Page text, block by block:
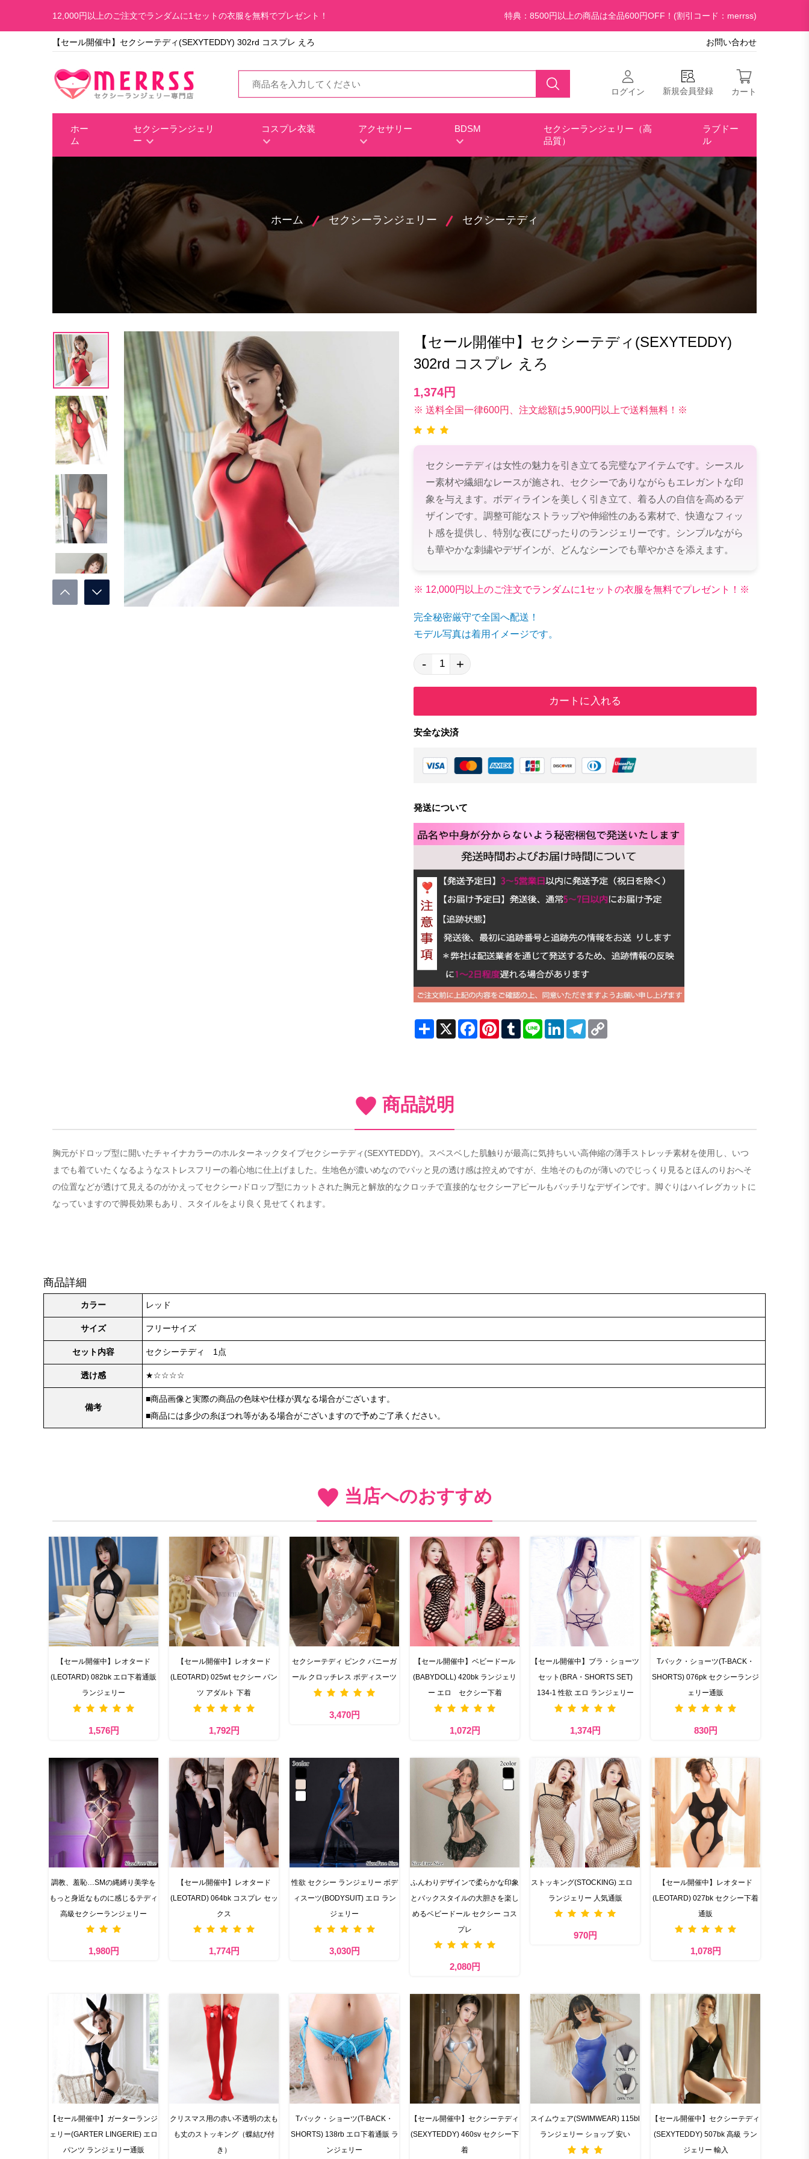
12,000円以上のご注文でランダムに1セットの衣服を無料でプレゼント！ 特典：8500円以上の商品は全品600円OFF！(割引コード：merrss)
【セール開催中】セクシーテディ(SEXYTEDDY) 302rd コスプレ えろ お問い合わせ
ログイン 新規会員登録 カート
ホー
ム
セクシーランジェリ
ー
コスプレ衣装 アクセサリー BDSM
セクシーランジェリー（高
品質）
ラブドー
ル
ホーム セクシーランジェリー セクシーテディ
【セール開催中】セクシーテディ(SEXYTEDDY)
302rd コスプレ えろ
1,374円
※ 送料全国一律600円、注文総額は5,900円以上で送料無料！※
セクシーテディは女性の魅力を引き立てる完璧なアイテムです。シースル
ー素材や繊細なレースが施され、セクシーでありながらもエレガントな印
象を与えます。ボディラインを美しく引き立て、着る人の自信を高めるデ
ザインです。調整可能なストラップや伸縮性のある素材で、快適なフィッ
ト感を提供し、特別な夜にぴったりのランジェリーです。シンプルながら
も華やかな刺繍やデザインが、どんなシーンでも華やかさを添えます。
※ 12,000円以上のご注文でランダムに1セットの衣服を無料でプレゼント！※
完全秘密厳守で全国へ配送！
モデル写真は着用イメージです。
- +
カートに入れる
安全な決済
発送について
ShareX FacebookPinterestTumblrLine LinkedInTelegram
商品説明
胸元がドロップ型に開いたチャイナカラーのホルターネックタイプセクシーテディ(SEXYTEDDY)。スベスベした肌触りが最高に気持ちいい高伸縮の薄手ストレッチ素材を使用し、いつ
までも着ていたくなるようなストレスフリーの着心地に仕上げました。生地色が濃いめなのでパッと見の透け感は控えめですが、生地そのものが薄いのでじっくり見るとほんのりおへそ
の位置などが透けて見えるのがかえってセクシー♪ドロップ型にカットされた胸元と解放的なクロッチで直接的なセクシーアピールもバッチリなデザインです。脚ぐりはハイレグカットに
なっていますので脚長効果もあり、スタイルをより良く見せてくれます。
商品詳細
カラー レッド
サイズ フリーサイズ
セット内容 セクシーテディ 1点
透け感 ★☆☆☆☆
備考
■商品画像と実際の商品の色味や仕様が異なる場合がございます。
■商品には多少の糸ほつれ等がある場合がございますので予めご了承ください。
当店へのおすすめ
【セール開催中】レオタード
(LEOTARD) 082bk エロ下着通販
ランジェリー
1,576円
【セール開催中】レオタード
(LEOTARD) 025wt セクシー パン
ツ アダルト 下着
1,792円
セクシーテディ ピンク バニーガ
ール クロッチレス ボディスーツ
3,470円
【セール開催中】ベビードール
(BABYDOLL) 420bk ランジェリ
ー エロ セクシー下着
1,072円
【セール開催中】ブラ・ショーツ
セット(BRA・SHORTS SET)
134-1 性欲 エロ ランジェリー
1,374円
Tバック・ショーツ(T-BACK・
SHORTS) 076pk セクシーランジ
ェリー通販
830円
調教、羞恥…SMの縄縛り美学を
もっと身近なものに感じるテディ
高級セクシーランジェリー
1,980円
【セール開催中】レオタード
(LEOTARD) 064bk コスプレ セッ
クス
1,774円
性欲 セクシー ランジェリー ボデ
ィスーツ(BODYSUIT) エロ ラン
ジェリー
3,030円
ふんわりデザインで柔らかな印象
とバックスタイルの大胆さを楽し
めるベビードール セクシー コス
プレ
2,080円
ストッキング(STOCKING) エロ
ランジェリー 人気通販
970円
【セール開催中】レオタード
(LEOTARD) 027bk セクシー下着
通販
1,078円
【セール開催中】ガーターランジ
ェリー(GARTER LINGERIE) エロ
パンツ ランジェリー通販
クリスマス用の赤い不透明の太も
も丈のストッキング（蝶結び付
き）
Tバック・ショーツ(T-BACK・
SHORTS) 138rb エロ下着通販 ラ
ンジェリー
【セール開催中】セクシーテディ
(SEXYTEDDY) 460sv セクシー下
着
スイムウェア(SWIMWEAR) 115bl
ランジェリー ショップ 安い
【セール開催中】セクシーテディ
(SEXYTEDDY) 507bk 高級 ラン
ジェリー 輸入